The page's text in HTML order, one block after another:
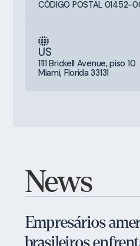
CÓDIGO POSTAL 01452-
US
1111 Brickell Avenue, piso 10
Miami, Florida 33131
News
Empresários